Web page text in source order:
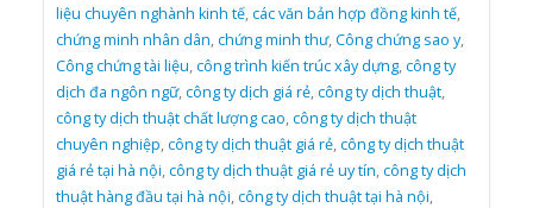
liệu chuyên nghành kinh tế,các văn bản hợp đồng kinh tế,
chứng minh nhân dân,chứng minh thư,Công chứng sao y,
Công chứng tài liệu,công trình kiến trúc xây dựng,công ty
dịch đa ngôn ngữ,công ty dịch giá rẻ,công ty dịch thuật,
công ty dịch thuật chất lượng cao,công ty dịch thuật
chuyên nghiệp,công ty dịch thuật giá rẻ,công ty dịch thuật
giá rẻ tại hà nội,công ty dịch thuật giá rẻ uy tín,công ty dịch
thuật hàng đầu tại hà nội,công ty dịch thuật tại hà nội,